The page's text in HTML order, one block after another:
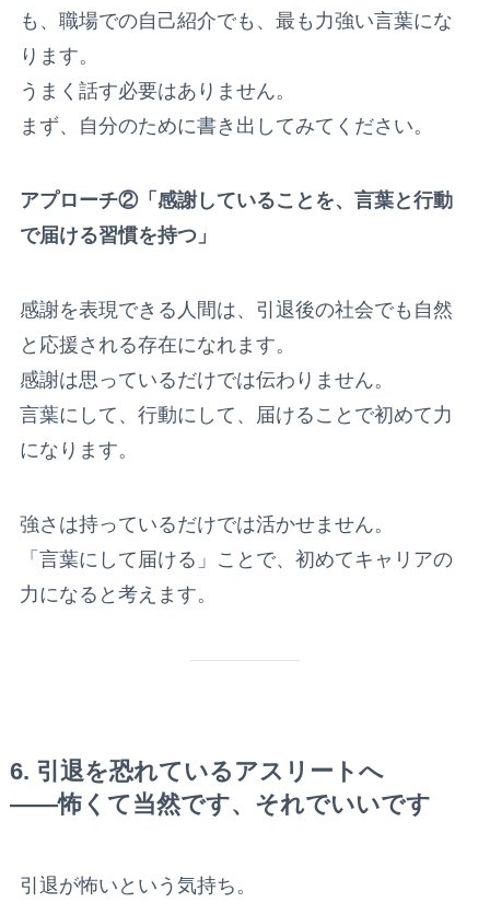
も、職場での自己紹介でも、最も力強い言葉にな
ります。
うまく話す必要はありません。
まず、自分のために書き出してみてください。
アプローチ②「感謝していることを、言葉と行動
で届ける習慣を持つ」
感謝を表現できる人間は、引退後の社会でも自然
と応援される存在になれます。
感謝は思っているだけでは伝わりません。
言葉にして、行動にして、届けることで初めて力
になります。
強さは持っているだけでは活かせません。
「言葉にして届ける」ことで、初めてキャリアの
力になると考えます。
6. 引退を恐れているアスリートへ
——怖くて当然です、それでいいです
引退が怖いという気持ち。